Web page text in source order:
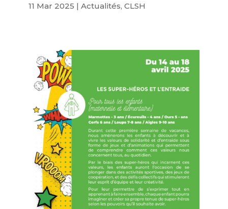
11 Mar 2025 | Actualités, CLSH